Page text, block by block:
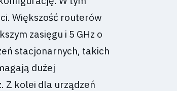
Większość routerów
zasięgu i 5 GHz o
stacjonarnych, takich
dużej
Z kolei dla urządzeń